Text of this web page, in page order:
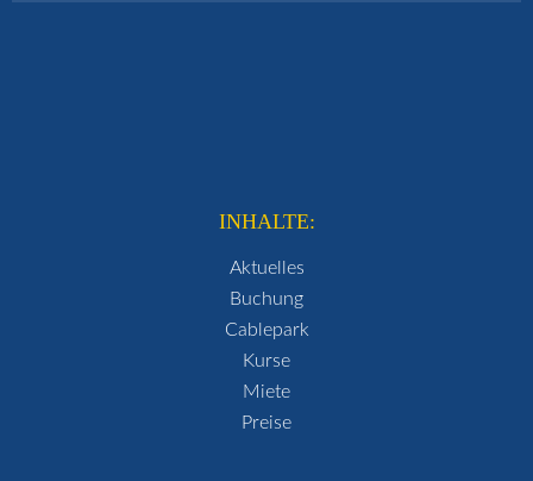
INHALTE:
Aktuelles
Buchung
Cablepark
Kurse
Miete
Preise